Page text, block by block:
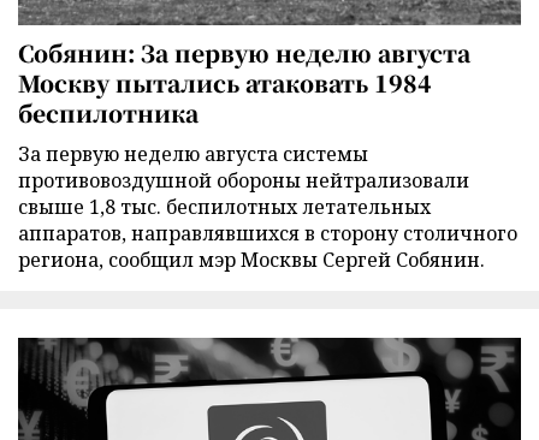
Собянин: За первую неделю августа
Москву пытались атаковать 1984
беспилотника
За первую неделю августа системы
противовоздушной обороны нейтрализовали
свыше 1,8 тыс. беспилотных летательных
аппаратов, направлявшихся в сторону столичного
региона, сообщил мэр Москвы Сергей Собянин.